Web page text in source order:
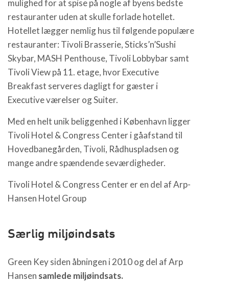
mulighed for at spise på nogle af byens bedste
restauranter uden at skulle forlade hotellet.
Hotellet lægger nemlig hus til følgende populære
restauranter: Tivoli Brasserie, Sticks’n’Sushi
Skybar, MASH Penthouse, Tivoli Lobbybar samt
Tivoli View på 11. etage, hvor Executive
Breakfast serveres dagligt for gæster i
Executive værelser og Suiter.
Med en helt unik beliggenhed i København ligger
Tivoli Hotel & Congress Center i gåafstand til
Hovedbanegården, Tivoli, Rådhuspladsen og
mange andre spændende seværdigheder.
Tivoli Hotel & Congress Center er en del af Arp-
Hansen Hotel Group
Særlig miljøindsats
Green Key siden åbningen i 2010 og del af Arp
Hansen samlede miljøindsats.